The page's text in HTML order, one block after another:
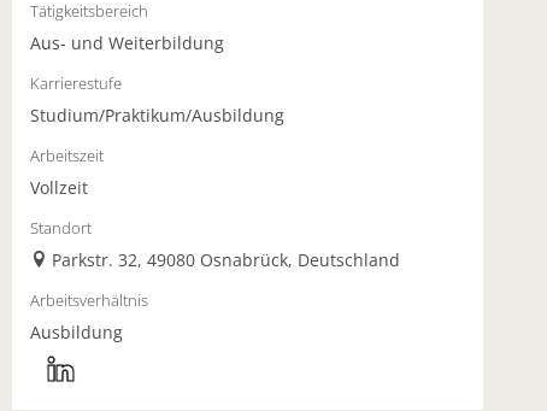
Tätigkeitsbereich
Aus- und Weiterbildung
Karrierestufe
Studium/Praktikum/Ausbildung
Arbeitszeit
Vollzeit
Standort
Parkstr. 32, 49080 Osnabrück, Deutschland
Arbeitsverhältnis
Ausbildung